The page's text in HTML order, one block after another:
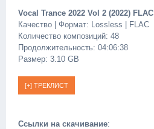
Vocal Trance 2022 Vol 2 (2022) FLAC
Качество | Формат: Lossless | FLAC
Количество композиций: 48
Продолжительность: 04:06:38
Размер: 3.10 GB
Ссылки на скачивание: